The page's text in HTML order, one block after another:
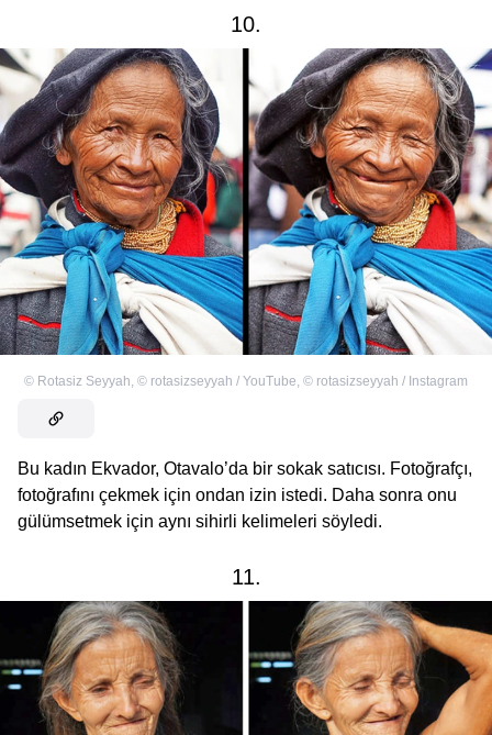
10.
© Rotasiz Seyyah, © rotasizseyyah / YouTube, © rotasizseyyah / Instagram
Bu kadın Ekvador, Otavalo’da bir sokak satıcısı. Fotoğrafçı,
fotoğrafını çekmek için ondan izin istedi. Daha sonra onu
gülümsetmek için aynı sihirli kelimeleri söyledi.
11.